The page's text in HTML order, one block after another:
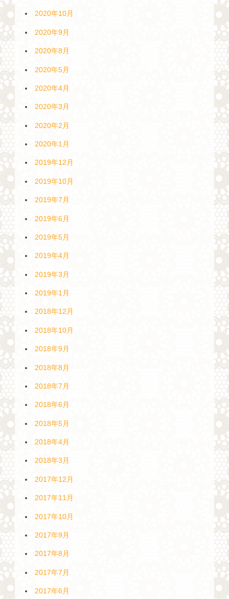
2020年10月
2020年9月
2020年8月
2020年5月
2020年4月
2020年3月
2020年2月
2020年1月
2019年12月
2019年10月
2019年7月
2019年6月
2019年5月
2019年4月
2019年3月
2019年1月
2018年12月
2018年10月
2018年9月
2018年8月
2018年7月
2018年6月
2018年5月
2018年4月
2018年3月
2017年12月
2017年11月
2017年10月
2017年9月
2017年8月
2017年7月
2017年6月